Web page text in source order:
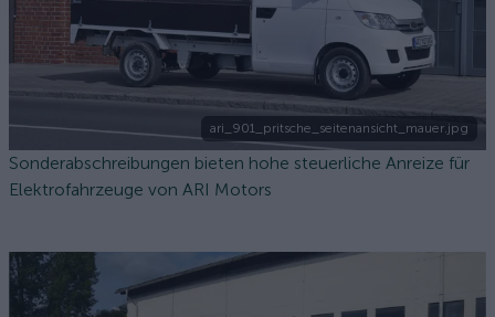
ari_901_pritsche_seitenansicht_mauer.jpg
Sonderabschreibungen bieten hohe steuerliche Anreize für
Elektrofahrzeuge von ARI Motors